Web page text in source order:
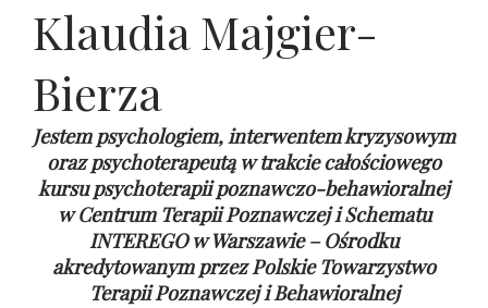
Klaudia Majgier-
Bierza
Jestem psychologiem, interwentem kryzysowym
oraz psychoterapeutą w trakcie całościowego
kursu psychoterapii poznawczo-behawioralnej
wCentrum Terapii Poznawczej i Schematu
INTEREGO w Warszawie – Ośrodku
akredytowanym przez Polskie Towarzystwo
Terapii Poznawczej i Behawioralnej